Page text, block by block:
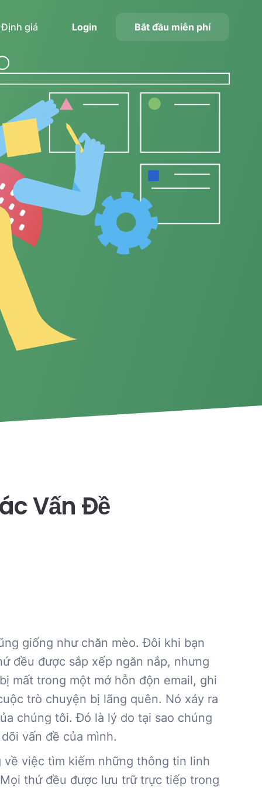
Định giá Login Bắt đầu miễn phí
Vấn Đề
giống như chăn mèo. Đôi khi bạn
đều được sắp xếp ngăn nắp, nhưng
mất trong một mớ hỗn độn email, ghi
trò chuyện bị lãng quên. Nó xảy ra
chúng tôi. Đó là lý do tại sao chúng
vấn đề của mình.
về việc tìm kiếm những thông tin linh
thứ đều được lưu trữ trực tiếp trong